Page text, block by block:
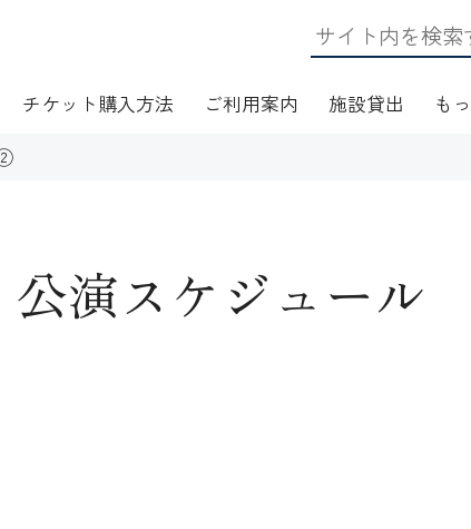
チケット購入方法 ご利用案内
アクセス フロアマップ
施設貸出
施設資料
も
ワークショップ
公演スケジュール